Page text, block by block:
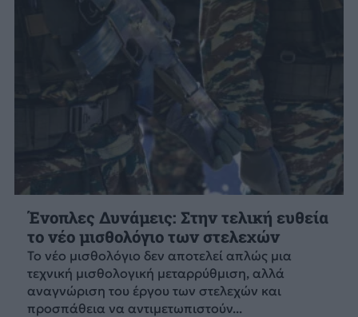
Ένοπλες Δυνάμεις: Στην τελική ευθεία
το νέο μισθολόγιο των στελεχών
Το νέο μισθολόγιο δεν αποτελεί απλώς μια
τεχνική μισθολογική μεταρρύθμιση, αλλά
αναγνώριση του έργου των στελεχών και
προσπάθεια να αντιμετωπιστούν...